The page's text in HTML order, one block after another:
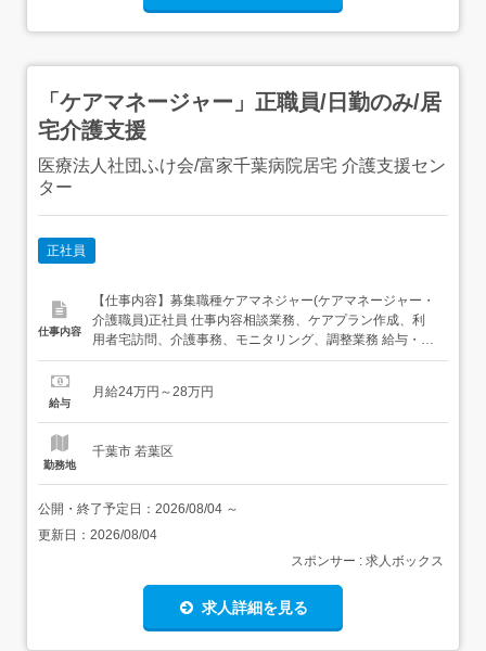
「ケアマネージャー」正職員/日勤のみ/居
宅介護支援
医療法人社団ふけ会/富家千葉病院居宅 介護支援セン
ター
正社員
仕事内容
【仕事内容】募集職種ケアマネジャー(ケアマネージャー・
介護職員)正社員 仕事内容相談業務、ケアプラン作成、利
用者宅訪問、介護事務、モニタリング、調整業務 給与・手
当<給与>月給240,000〜280,000円<基本給>210,000〜
額:50,000円調整手当:30,000円主任ケアマネ手当:0～2...
給与
月給24万円～28万円
勤務地
千葉市 若葉区
公開・終了予定日： 2026/08/04 ～
更新日： 2026/08/04
スポンサー : 求人ボックス
求人詳細を見る